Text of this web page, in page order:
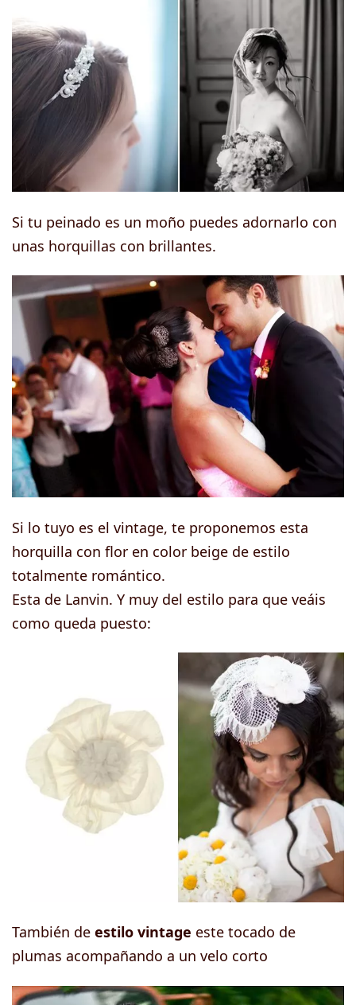
Si tu peinado es un moño puedes adornarlo con
unas horquillas con brillantes.
Si lo tuyo es el vintage, te proponemos esta
horquilla con flor en color beige de estilo
totalmente romántico.
Esta de Lanvin. Y muy del estilo para que veáis
como queda puesto:
También de estilo vintage este tocado de
plumas acompañando a un velo corto